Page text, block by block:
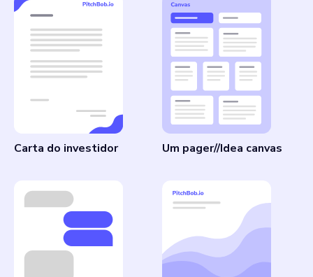
Carta do investidor Um pager//Idea canvas